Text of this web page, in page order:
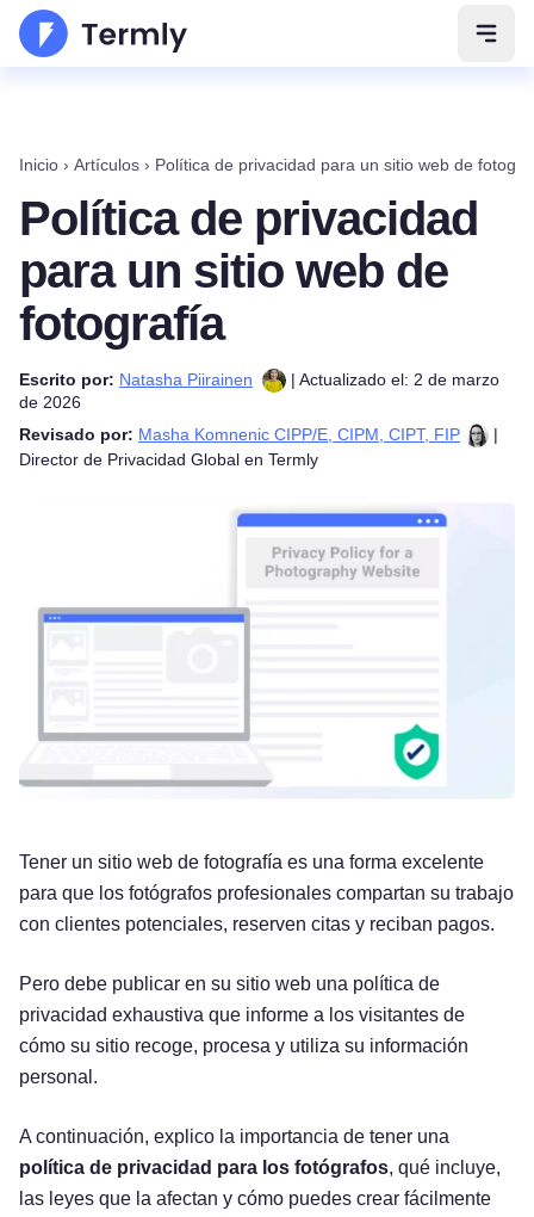
Abrir
Inicio › Artículos › Política de privacidad para un sitio web de
Política de privacidad
para un sitio web de
fotografía
Escrito por: Natasha Piirainen
| Actualizado el: 2 de marzo
de 2026
Revisado por: Masha Komnenic CIPP/E, CIPM, CIPT, FIP
|
Director de Privacidad Global en Termly
Tener un sitio web de fotografía es una forma excelente
para que los fotógrafos profesionales compartan su trabajo
con clientes potenciales, reserven citas y reciban pagos.
Pero debe publicar en su sitio web una política de
privacidad exhaustiva que informe a los visitantes de
cómo su sitio recoge, procesa y utiliza su información
personal.
A continuación, explico la importancia de tener una
política de privacidad para los fotógrafos, qué incluye,
las leyes que la afectan y cómo puedes crear fácilmente